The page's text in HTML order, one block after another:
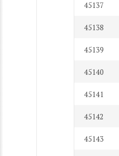
45137
45138
45139
45140
45141
45142
45143